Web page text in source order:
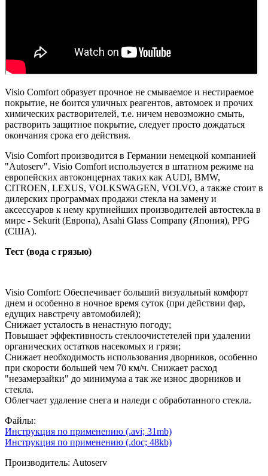
Visio Comfort образует прочное не смываемое и нестираемое
покрытие, не боится уличных реагентов, автомоек и прочих
химических растворителей, т.е. ничем невозможно смыть,
растворить защитное покрытие, следует просто дождаться
окончания срока его действия.
Visio Comfort производится в Германии немецкой компанией
"Autoserv". Visio Comfort используется в штатном режиме на
европейских автоконцернах таких как AUDI, BMW,
CITROEN, LEXUS, VOLKSWAGEN, VOLVO, а также стоит в
дилерских программах продажи стекла на замену и
аксессуаров к нему крупнейших производителей автостекла в
мире - Sekurit (Европа), Asahi Glass Company (Япония), PPG
(США).
Тест (вода с грязью)
Visio Comfort: Обеспечивает больший визуальный комфорт
днем и особенно в ночное время суток (при действии фар,
едущих навстречу автомобилей);
Снижает усталость в ненастную погоду;
Повышает эффективность стеклоочистетелей при удалении
органических остатков насекомых и грязи;
Снижает необходимость использования дворников, особенно
при скорости большей чем 70 км/ч. Снижает расход
"незамерзайки" до минимума а так же износ дворников и
стекла.
Облегчает удаление снега и наледи с обработанного стекла.
Файлы:
Инструкция по применению (.avi; 31mb)
Инструкция по применению (.doc; 48kb)
Производитель: Autoserv